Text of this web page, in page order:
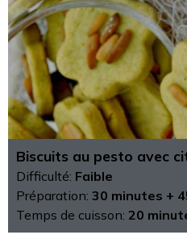
Biscuits au pesto avec
Difficulté: Faible
Préparation: 30 minutes +
Temps de cuisson: 20